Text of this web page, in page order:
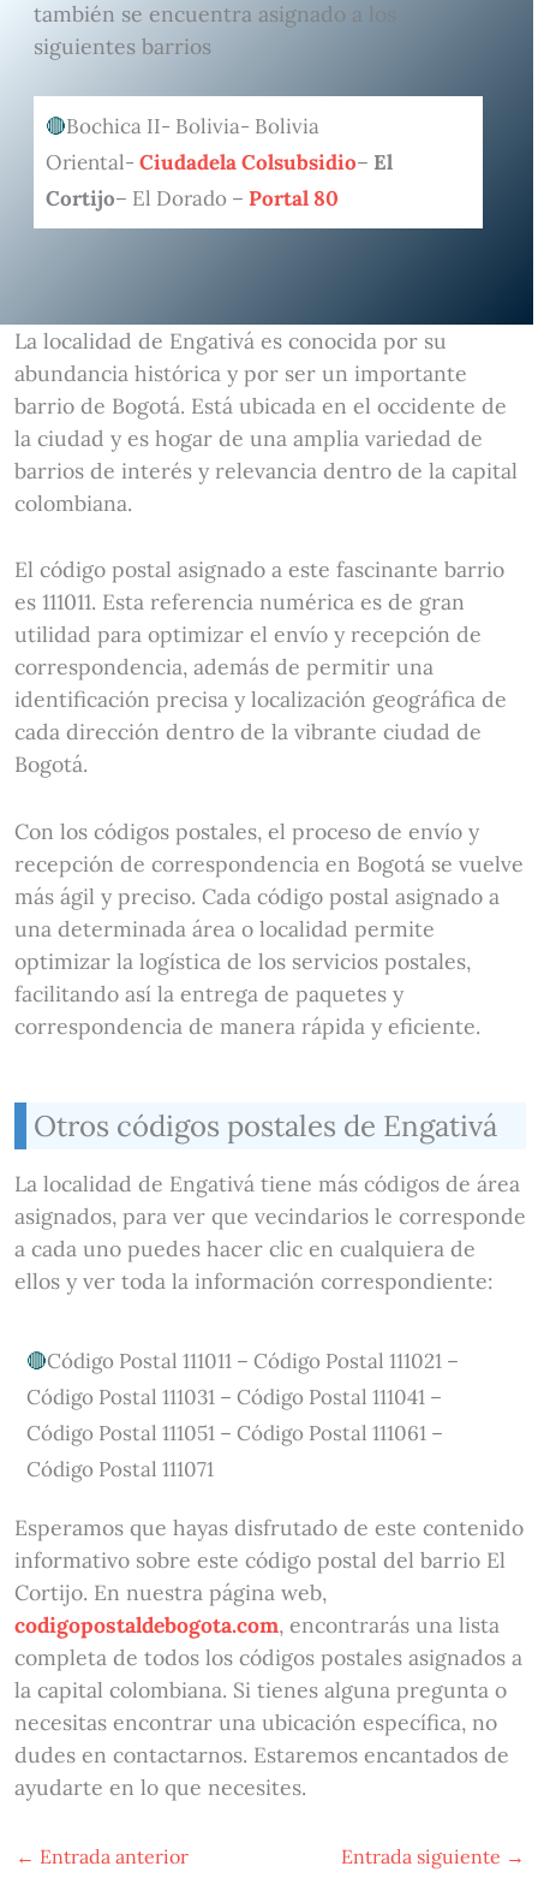
también se encuentra asignado a los
siguientes barrios
Bochica II- Bolivia- Bolivia
Oriental- Ciudadela Colsubsidio– El
Cortijo– El Dorado – Portal 80
La localidad de Engativá es conocida por su
abundancia histórica y por ser un importante
barrio de Bogotá. Está ubicada en el occidente de
la ciudad y es hogar de una amplia variedad de
barrios de interés y relevancia dentro de la capital
colombiana.
El código postal asignado a este fascinante barrio
es 111011. Esta referencia numérica es de gran
utilidad para optimizar el envío y recepción de
correspondencia, además de permitir una
identificación precisa y localización geográfica de
cada dirección dentro de la vibrante ciudad de
Bogotá.
Con los códigos postales, el proceso de envío y
recepción de correspondencia en Bogotá se vuelve
más ágil y preciso. Cada código postal asignado a
una determinada área o localidad permite
optimizar la logística de los servicios postales,
facilitando así la entrega de paquetes y
correspondencia de manera rápida y eficiente.
Otros códigos postales de Engativá
La localidad de Engativá tiene más códigos de área
asignados, para ver que vecindarios le corresponde
a cada uno puedes hacer clic en cualquiera de
ellos y ver toda la información correspondiente:
Código Postal 111011 – Código Postal 111021 –
Código Postal 111031 – Código Postal 111041 –
Código Postal 111051 – Código Postal 111061 –
Código Postal 111071
Esperamos que hayas disfrutado de este contenido
informativo sobre este código postal del barrio El
Cortijo. En nuestra página web,
codigopostaldebogota.com, encontrarás una lista
completa de todos los códigos postales asignados a
la capital colombiana. Si tienes alguna pregunta o
necesitas encontrar una ubicación específica, no
dudes en contactarnos. Estaremos encantados de
ayudarte en lo que necesites.
← Entrada anterior Entrada siguiente →